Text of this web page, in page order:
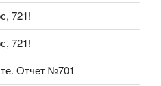
721!
721!
Отчет №701